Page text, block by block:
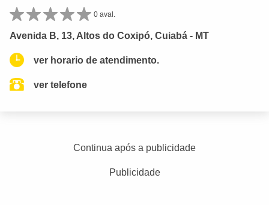
0 aval.
Avenida B, 13, Altos do Coxipó, Cuiabá - MT
ver horario de atendimento.
ver telefone
Continua após a publicidade
Publicidade